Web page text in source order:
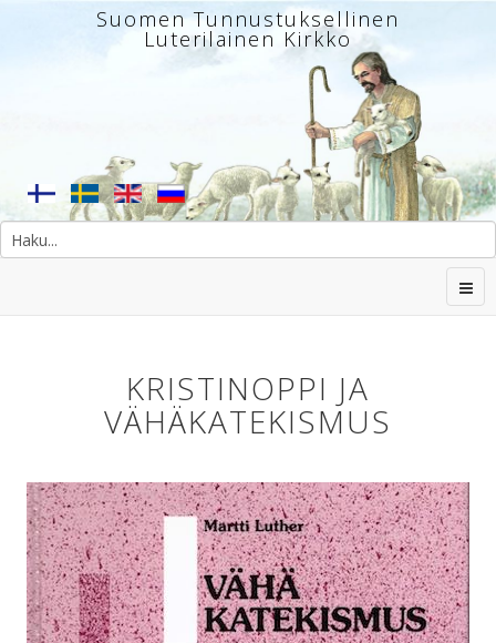
Suomen Tunnustuksellinen
Luterilainen Kirkko
KRISTINOPPI JA
VÄHÄKATEKISMUS